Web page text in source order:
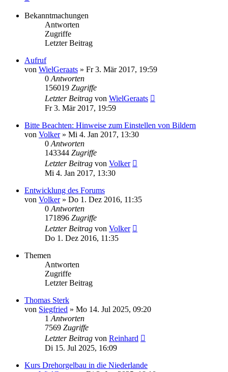
Bekanntmachungen
Antworten
Zugriffe
Letzter Beitrag
Aufruf
von WielGeraats » Fr 3. Mär 2017, 19:59
0Antworten
156019 Zugriffe
Letzter Beitrag von WielGeraats
Fr 3. Mär 2017, 19:59
Bitte Beachten: Hinweise zum Einstellen von Bildern
von Volker» Mi 4. Jan 2017, 13:30
0Antworten
143344 Zugriffe
Letzter Beitrag von Volker
Mi 4. Jan 2017, 13:30
Entwicklung des Forums
von Volker» Do 1. Dez 2016, 11:35
0Antworten
171896 Zugriffe
Letzter Beitrag von Volker
Do 1. Dez 2016, 11:35
Themen
Antworten
Zugriffe
Letzter Beitrag
Thomas Sterk
von Siegfried » Mo 14. Jul 2025, 09:20
1Antworten
7569 Zugriffe
Letzter Beitrag von Reinhard
Di 15. Jul 2025, 16:09
Kurs Drehorgelbau in die Niederlande